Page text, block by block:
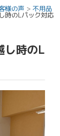
様の声 > 不用品
時のLパック対応
し時のL